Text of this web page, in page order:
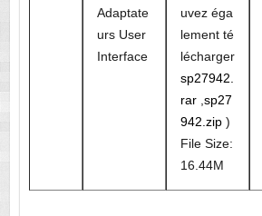
Adaptate
urs User
Interface
uvez éga
lement té
lécharger
sp27942.
rar, sp27
942.zip)
File Size:
16.44M